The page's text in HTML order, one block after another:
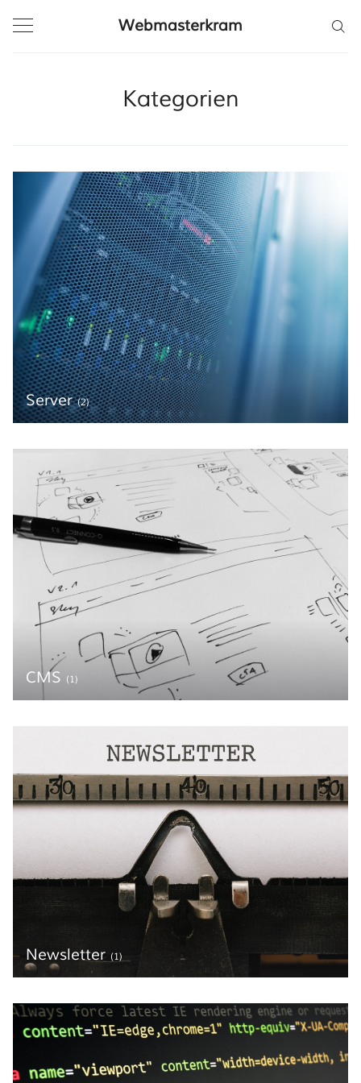
Webmasterkram
Kategorien
Server(2)
CMS (1)
Newsletter (1)